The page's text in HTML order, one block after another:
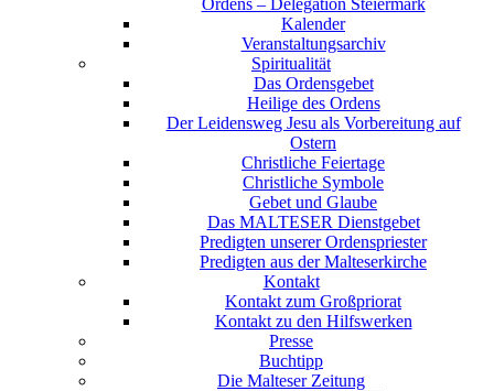
Ordens – Delegation Steiermark
Kalender
Veranstaltungsarchiv
Spiritualität
Das Ordensgebet
Heilige des Ordens
Der Leidensweg Jesu als Vorbereitung auf
Ostern
Christliche Feiertage
Christliche Symbole
Gebet und Glaube
Das MALTESER Dienstgebet
Predigten unserer Ordenspriester
Predigten aus der Malteserkirche
Kontakt
Kontakt zum Großpriorat
Kontakt zu den Hilfswerken
Presse
Buchtipp
Die Malteser Zeitung